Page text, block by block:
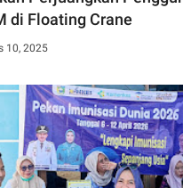
di Floating Crane
10, 2025